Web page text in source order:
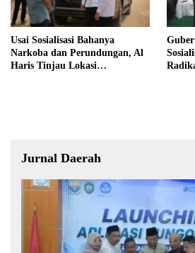
Usai Sosialisasi Bahanya
Narkoba dan Perundungan, Al
Haris Tinjau Lokasi
Jurnal Daerah